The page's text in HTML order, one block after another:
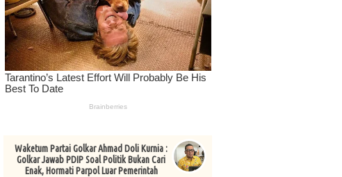
Waketum Partai Golkar Ahmad Doli Kurnia :
Golkar Jawab PDIP Soal Politik Bukan Cari
Enak, Hormati Parpol Luar Pemerintah